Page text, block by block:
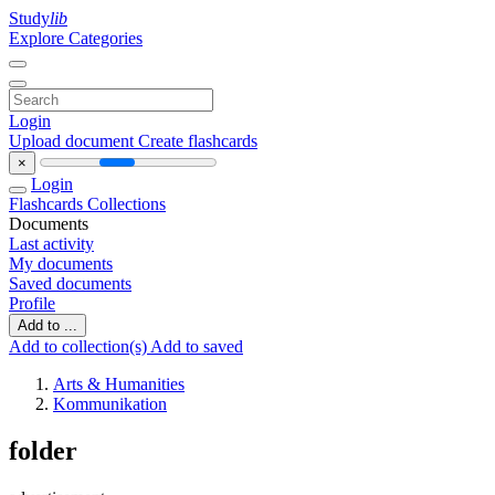
Studylib
Explore Categories
Login
Upload document Create flashcards
×
Login
Flashcards Collections
Documents
Last activity
My documents
Saved documents
Profile
Add to ...
Add to collection(s) Add to saved
Arts & Humanities
Kommunikation
folder